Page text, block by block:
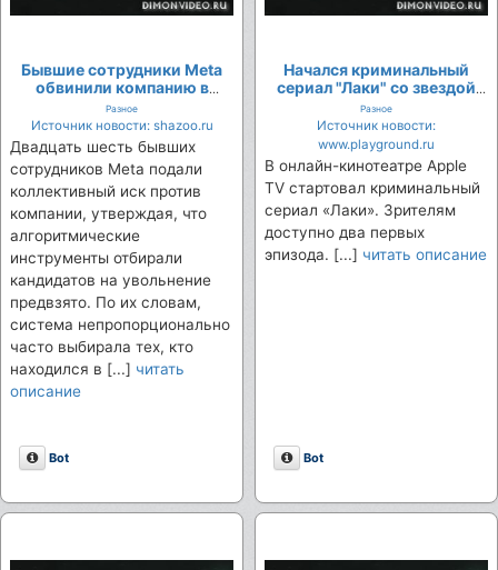
Бывшие сотрудники Meta
обвинили компанию в
бездумном использовании
ИИ при увольнении 8 тысяч
человек и подали в суд
Разное
Источник новости: shazoo.ru
Двадцать шесть бывших
сотрудников Meta подали
коллективный иск против
компании, утверждая, что
алгоритмические
инструменты отбирали
кандидатов на увольнение
предвзято. По их словам,
система непропорционально
часто выбирала тех, кто
находился в [...] читать
описание
Описание
Bot
Начался криминальный
сериал "Лаки" со звездой
"Дюны" и "Острых
козырьков"
Разное
Источник новости:
www.playground.ru
В онлайн-кинотеатре Apple
TV стартовал криминальный
сериал «Лаки». Зрителям
доступно два первых
эпизода. [...] читать описание
Описание
Bot